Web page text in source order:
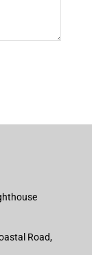
Road,